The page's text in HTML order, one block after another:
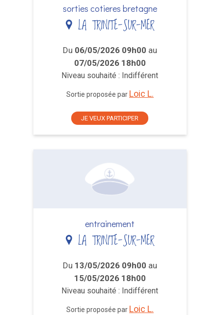
sorties cotieres bretagne
LA TRINITE-SUR-MER
Du 06/05/2026 09h00 au
07/05/2026 18h00
Niveau souhaité : Indifférent
Sortie proposée par Loic L.
JE VEUX PARTICIPER
entrainement
LA TRINITE-SUR-MER
Du 13/05/2026 09h00 au
15/05/2026 18h00
Niveau souhaité : Indifférent
Sortie proposée par Loic L.